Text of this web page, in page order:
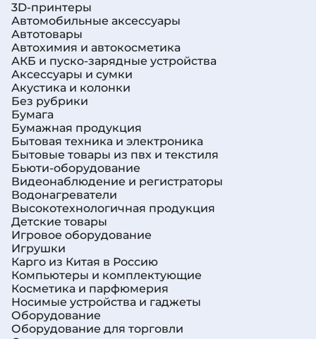
3D-принтеры
Автомобильные аксессуары
Автотовары
Автохимия и автокосметика
АКБ и пуско-зарядные устройства
Аксессуары и сумки
Акустика и колонки
Без рубрики
Бумага
Бумажная продукция
Бытовая техника и электроника
Бытовые товары из пвх и текстиля
Бьюти-оборудование
Видеонаблюдение и регистраторы
Водонагреватели
Высокотехнологичная продукция
Детские товары
Игровое оборудование
Игрушки
Карго из Китая в Россию
Компьютеры и комплектующие
Косметика и парфюмерия
Носимые устройства и гаджеты
Оборудование
Оборудование для торговли